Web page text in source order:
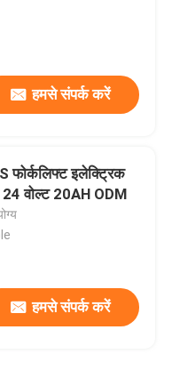
हमसे संपर्क करें
फोर्कलिफ्ट इलेक्ट्रिक
वोल्ट 20AH ODM
हमसे संपर्क करें
लिथियम फोर्कलिफ्ट पैलेट स्टैकर बैटरी सेल EPT20-15E2L 24V 55AH